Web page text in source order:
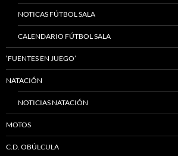
NOTICAS FÚTBOL SALA
CALENDARIO FÚTBOL SALA
‘FUENTES EN JUEGO’
NATACIÓN
NOTICIAS NATACIÓN
MOTOS
C.D. OBÚLCULA